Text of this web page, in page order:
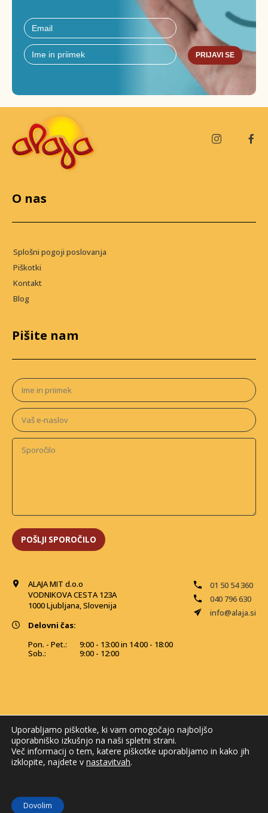
PRIJAVI SE
ALAJA MIT d.o.o
VODNIKOVA CESTA 123A
1000 Ljubljana, Slovenija
01 50 54 360
040 796 630
info@alaja.si
Delovni čas:
Pon. - Pet.:
Sob.:
9:00 - 13:00 in 14:00 - 18:00
9:00 - 12:00
O nas
Splošni pogoji poslovanja
Piškotki
Kontakt
Blog
Pišite nam
Uporabljamo piškotke, ki vam omogočajo najboljšo
uporabniško izkušnjo na naši spletni strani.
Več informacij o tem, katere piškotke uporabljamo in kako jih
izklopite, najdete v nastavitvah.
Dovolim